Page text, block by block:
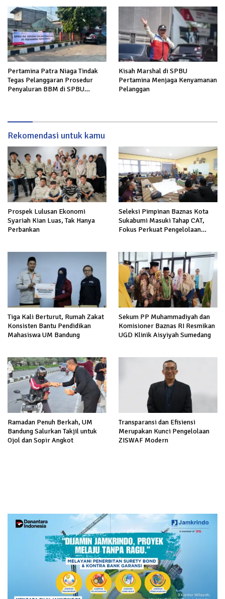
Pertamina Patra Niaga Tindak
Tegas Pelanggaran Prosedur
Penyaluran BBM di SPBU
Kisah Marshal di SPBU
Pertamina Menjaga Kenyamanan
Pelanggan
Rekomendasi untuk kamu
Prospek Lulusan Ekonomi
Syariah Kian Luas, Tak Hanya
Perbankan
Seleksi Pimpinan Baznas Kota
Sukabumi Masuki Tahap CAT,
Fokus Perkuat Pengelolaan
Tiga Kali Berturut, Rumah Zakat
Konsisten Bantu Pendidikan
Mahasiswa UM Bandung
Sekum PP Muhammadiyah dan
Komisioner Baznas RI Resmikan
UGD Klinik Aisyiyah Sumedang
Ramadan Penuh Berkah, UM
Bandung Salurkan Takjil untuk
Ojol dan Sopir Angkot
Transparansi dan Efisiensi
Merupakan Kunci Pengelolaan
ZISWAF Modern